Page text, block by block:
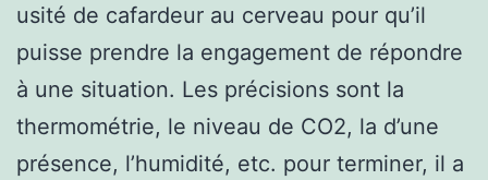
usité de cafardeur au cerveau pour qu’il
puisse prendre la engagement de répondre
à une situation. Les précisions sont la
thermométrie, le niveau de CO2, la d’une
présence, l’humidité, etc. pour terminer, il a